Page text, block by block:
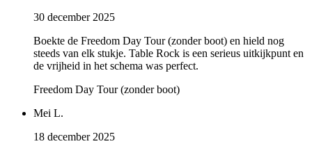
30 december 2025
Boekte de Freedom Day Tour (zonder boot) en hield nog
steeds van elk stukje. Table Rock is een serieus uitkijkpunt en
de vrijheid in het schema was perfect.
Freedom Day Tour (zonder boot)
Mei L.
18 december 2025